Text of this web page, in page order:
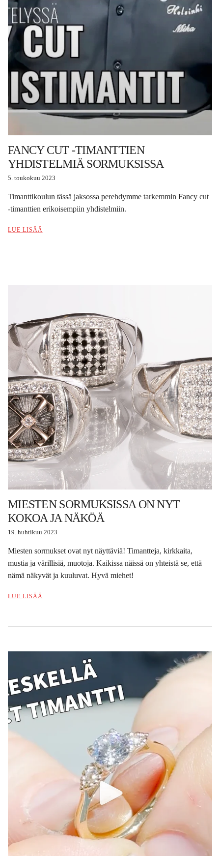
FANCY CUT -TIMANTTIEN
YHDISTELMIÄ SORMUKSISSA
5. toukokuu 2023
Timanttikoulun tässä jaksossa perehdymme tarkemmin Fancy cut
-timanttien erikoisempiin yhdistelmiin.
LUE LISÄÄ
MIESTEN SORMUKSISSA ON NYT
KOKOA JA NÄKÖÄ
19. huhtikuu 2023
Miesten sormukset ovat nyt näyttäviä! Timantteja, kirkkaita,
mustia ja värillisiä, muotoja. Kaikissa näissä on yhteistä se, että
nämä näkyvät ja kuuluvat. Hyvä miehet!
LUE LISÄÄ